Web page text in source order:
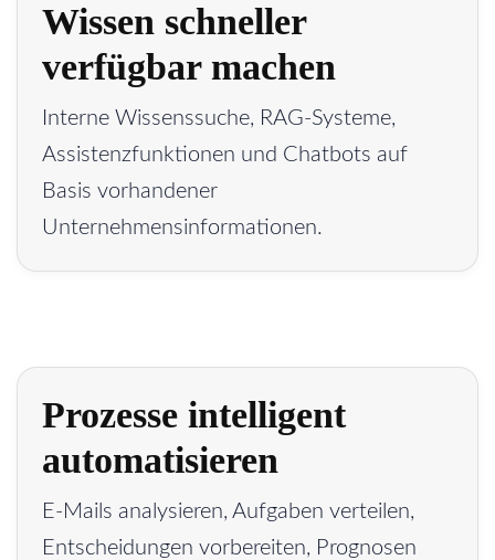
Wissen schneller
verfügbar machen
Interne Wissenssuche, RAG-Systeme,
Assistenzfunktionen und Chatbots auf
Basis vorhandener
Unternehmensinformationen.
Prozesse intelligent
automatisieren
E-Mails analysieren, Aufgaben verteilen,
Entscheidungen vorbereiten, Prognosen